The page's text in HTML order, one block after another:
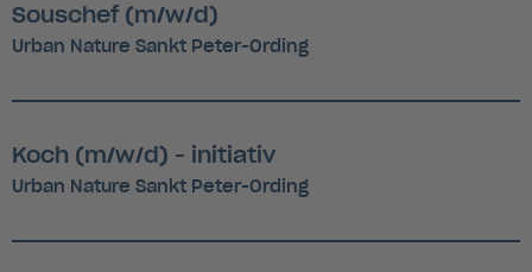
Souschef (m/w/d)
Urban Nature Sankt Peter-Ording
Koch (m/w/d) - initiativ
Urban Nature Sankt Peter-Ording